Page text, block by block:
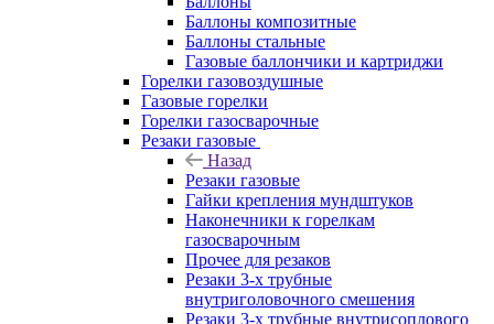
Баллоны композитные
Баллоны стальные
Газовые баллончики и картриджи
Горелки газовоздушные
Газовые горелки
Горелки газосварочные
Резаки газовые
Назад
Резаки газовые
Гайки крепления мундштуков
Наконечники к горелкам
газосварочным
Прочее для резаков
Резаки 3-х трубные
внутриголовочного смешения
Резаки 3-х трубные внутрисоплового